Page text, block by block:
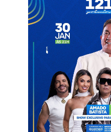
destacou que não havia
campo jurídico que
Argumentou-se que todas as
preenchidas e reconhecidas
em julgado.
O acórdão emitido pelo TRE/
apresentados pela parte
houve qualquer ferimento ao
fundamento que justificasse